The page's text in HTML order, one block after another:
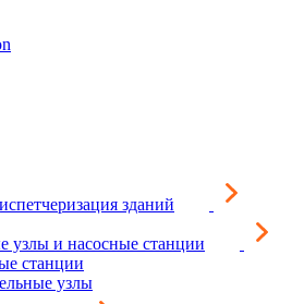
зданий
узлы и насосные станции
станции
узлы